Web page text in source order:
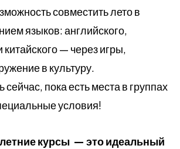
совместить лето в
языков: английского,
китайского — через игры,
в культуру.
пока есть места в группах
условия!
курсы — это идеальный